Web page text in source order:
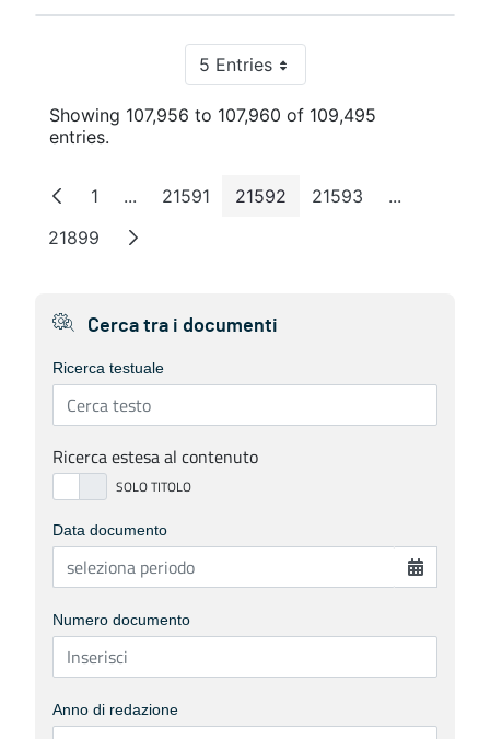
5 EntriesPer Page
Showing 107,956 to 107,960 of 109,495
entries.
Page
1 ...Intermediate Pages
Page
21591 Page
21592 Page
21593 ...
Page
21899
Cerca tra i documenti
Ricerca testuale
Ricerca estesa al contenuto
Data documento
Numero documento
Anno di redazione